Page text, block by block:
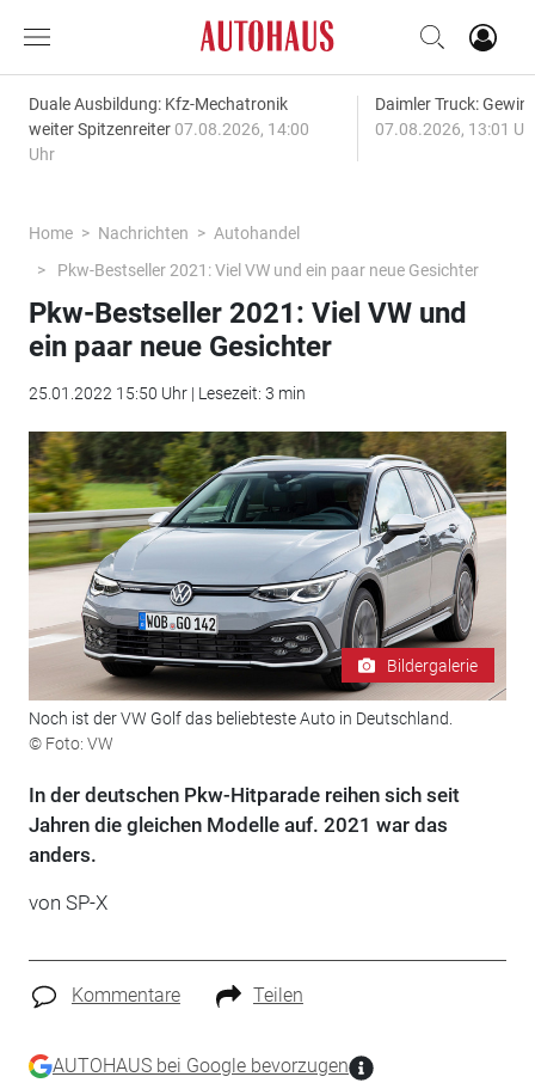
Duale Ausbildung: Kfz-Mechatronik
weiter Spitzenreiter 07.08.2026, 14:00
Uhr
Daimler Truck:
07.08.2026, 13:01
Home Nachrichten
Autohandel
Pkw-Bestseller 2021: Viel VW und ein paar neue Gesichter
Pkw-Bestseller 2021: Viel VW und
ein paar neue Gesichter
25.01.2022 15:50 Uhr | Lesezeit: 3 min
Bildergalerie
Noch ist der VW Golf das beliebteste Auto in Deutschland.
© Foto: VW
In der deutschen Pkw-Hitparade reihen sich seit
Jahren die gleichen Modelle auf. 2021 war das
anders.
von SP-X
Kommentare Teilen
AUTOHAUS bei Google bevorzugen